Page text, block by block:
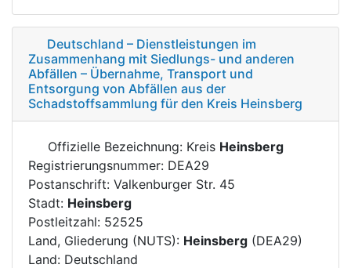
Deutschland – Dienstleistungen im
Zusammenhang mit Siedlungs- und anderen
Abfällen – Übernahme, Transport und
Entsorgung von Abfällen aus der
Schadstoffsammlung für den Kreis Heinsberg
Offizielle Bezeichnung: Kreis Heinsberg
Registrierungsnummer: DEA29
Postanschrift: Valkenburger Str. 45
Stadt: Heinsberg
Postleitzahl: 52525
Land, Gliederung (NUTS): Heinsberg (DEA29)
Land: Deutschland